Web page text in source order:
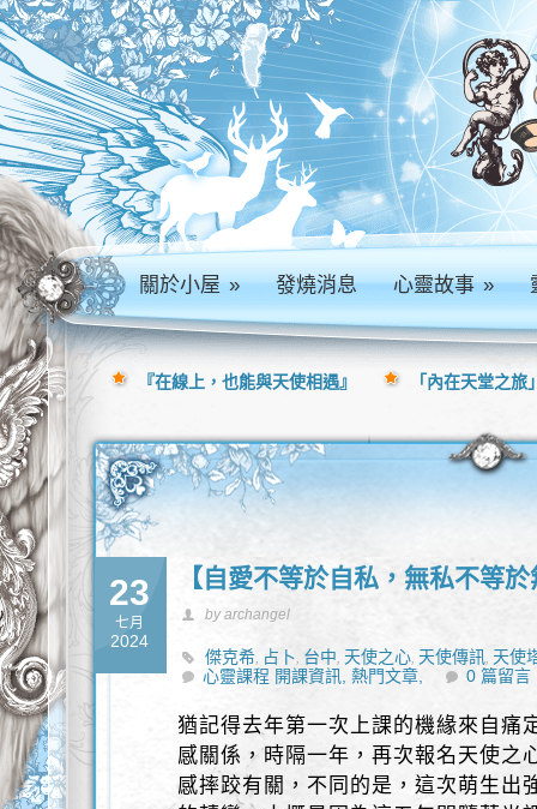
關於小屋» 發燒消息 心靈故事»
23
七月
2024
【自愛不等於自私，無私不等
by archangel
傑克希, 占卜, 台中, 天使之心, 天使傳訊, 天使
豐盛
心靈課程 開課資訊,熱門文章, 0 篇留言
猶記得去年第一次上課的機緣來自痛
感關係，時隔一年，再次報名天使之
感摔跤有關，不同的是，這次萌生出
『在線上，也能與天使相遇』 「內在天堂之